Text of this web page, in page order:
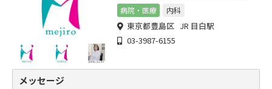
しております。
病院・医療 内科
東京都豊島区 JR 目白駅
03-3987-6155
メッセージ